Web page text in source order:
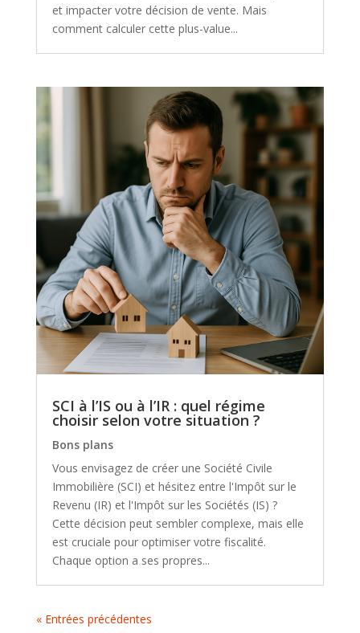
et impacter votre décision de vente. Mais
comment calculer cette plus-value...
SCI à l’IS ou à l’IR : quel régime
choisir selon votre situation ?
Bons plans
Vous envisagez de créer une Société Civile
Immobilière (SCI) et hésitez entre l'Impôt sur le
Revenu (IR) et l'Impôt sur les Sociétés (IS) ?
Cette décision peut sembler complexe, mais elle
est cruciale pour optimiser votre fiscalité.
Chaque option a ses propres...
« Entrées précédentes